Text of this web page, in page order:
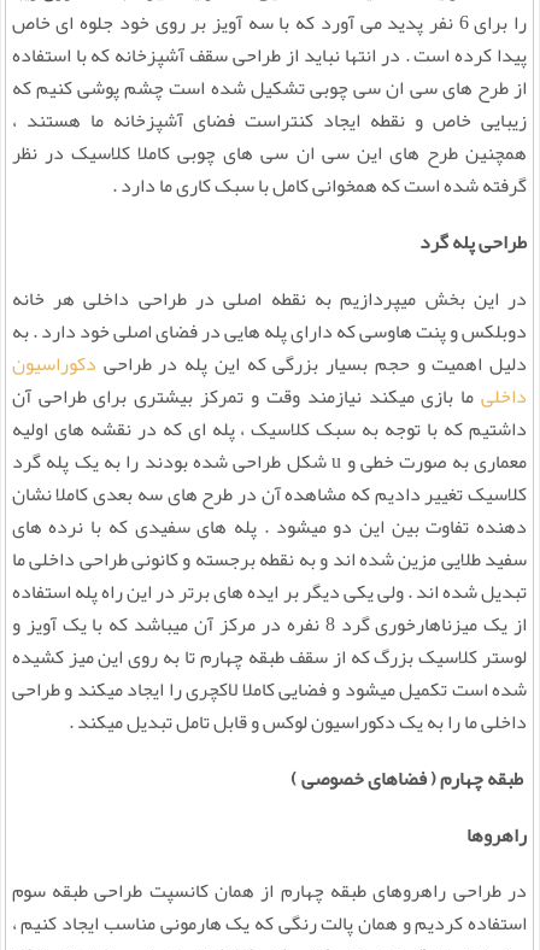
را برای 6 نفر پدید می آورد که با سه آویز بر روی خود جلوه ای خاص
پیدا کرده است . در انتها نباید از طراحی سقف آشپزخانه که با استفاده
از طرح های سی ان سی چوبی تشکیل شده است چشم پوشی کنیم که
زیبایی خاص و نقطه ایجاد کنتراست فضای آشپزخانه ما هستند ،
همچنین طرح های این سی ان سی های چوبی کاملا کلاسیک در نظر
گرفته شده است که همخوانی کامل با سبک کاری ما دارد .
طراحی پله گرد
در این بخش میپردازیم به نقطه اصلی در طراحی داخلی هر خانه
دوبلکس و پنت هاوسی که دارای پله هایی در فضای اصلی خود دارد . به
دلیل اهمیت و حجم بسیار بزرگی که این پله در طراحی دکوراسیون
داخلیما بازی میکند نیازمند وقت و تمرکز بیشتری برای طراحی آن
داشتیم که با توجه به سبک کلاسیک ، پله ای که در نقشه های اولیه
معماری به صورت خطی و u شکل طراحی شده بودند را به یک پله گرد
کلاسیک تغییر دادیم که مشاهده آن در طرح های سه بعدی کاملا نشان
دهنده تفاوت بین این دو میشود . پله های سفیدی که با نرده های
سفید طلایی مزین شده اند و به نقطه برجسته و کانونی طراحی داخلی ما
تبدیل شده اند . ولی یکی دیگر بر ایده های برتر در این راه پله استفاده
از یک میزناهارخوری گرد 8 نفره در مرکز آن میباشد که با یک آویز و
لوستر کلاسیک بزرگ که از سقف طبقه چهارم تا به روی این میز کشیده
شده است تکمیل میشود و فضایی کاملا لاکچری را ایجاد میکند و طراحی
داخلی ما را به یک دکوراسیون لوکس و قابل تامل تبدیل میکند .
طبقه چهارم ( فضاهای خصوصی )
راهروها
در طراحی راهروهای طبقه چهارم از همان کانسپت طراحی طبقه سوم
استفاده کردیم و همان پالت رنگی که یک هارمونی مناسب ایجاد کنیم ،